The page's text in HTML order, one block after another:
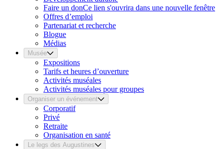
Faire un donCe lien s'ouvrira dans une nouvelle fenêtre
Offres d’emploi
Partenariat et recherche
Blogue
Médias
Musée
Expositions
Tarifs et heures d’ouverture
Activités muséales
Activités muséales pour groupes
Organiser un événement
Corporatif
Privé
Retraite
Organisation en santé
Le legs des Augustines